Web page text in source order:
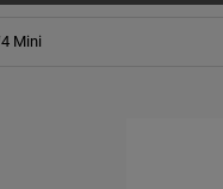
Mini